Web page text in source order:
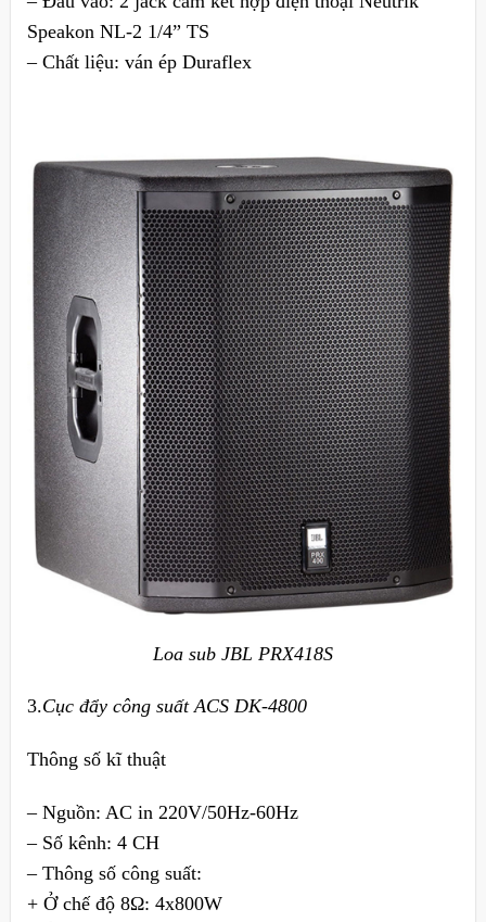
Speakon NL-2 1/4” TS
– Chất liệu: ván ép Duraflex
Loa sub JBL PRX418S
3.Cục đẩy công suất ACS DK-4800
Thông số kĩ thuật
– Nguồn: AC in 220V/50Hz-60Hz
– Số kênh: 4 CH
– Thông số công suất:
+ Ở chế độ 8Ω: 4x800W